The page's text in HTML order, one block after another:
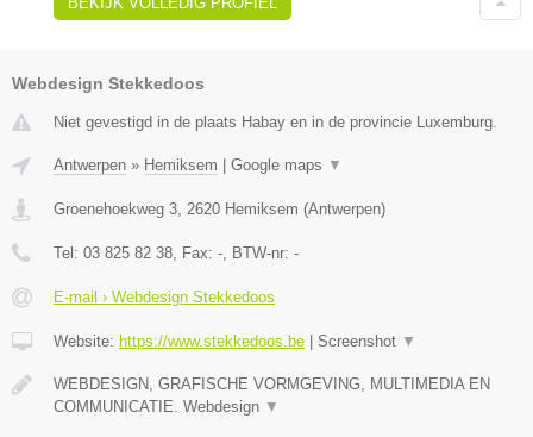
Webdesign Stekkedoos
Niet gevestigd in de plaats Habay en in de provincie Luxemburg.
Antwerpen » Hemiksem Google maps ▼
Groenehoekweg 3, 2620 Hemiksem (Antwerpen)
Tel: 03 825 82 38, Fax: -, BTW-nr: -
E-mail › Webdesign Stekkedoos
Website: https://www.stekkedoos.be Screenshot ▼
WEBDESIGN, GRAFISCHE VORMGEVING, MULTIMEDIA EN
COMMUNICATIE. Webdesign ▼